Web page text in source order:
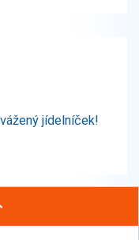
jídelníček!